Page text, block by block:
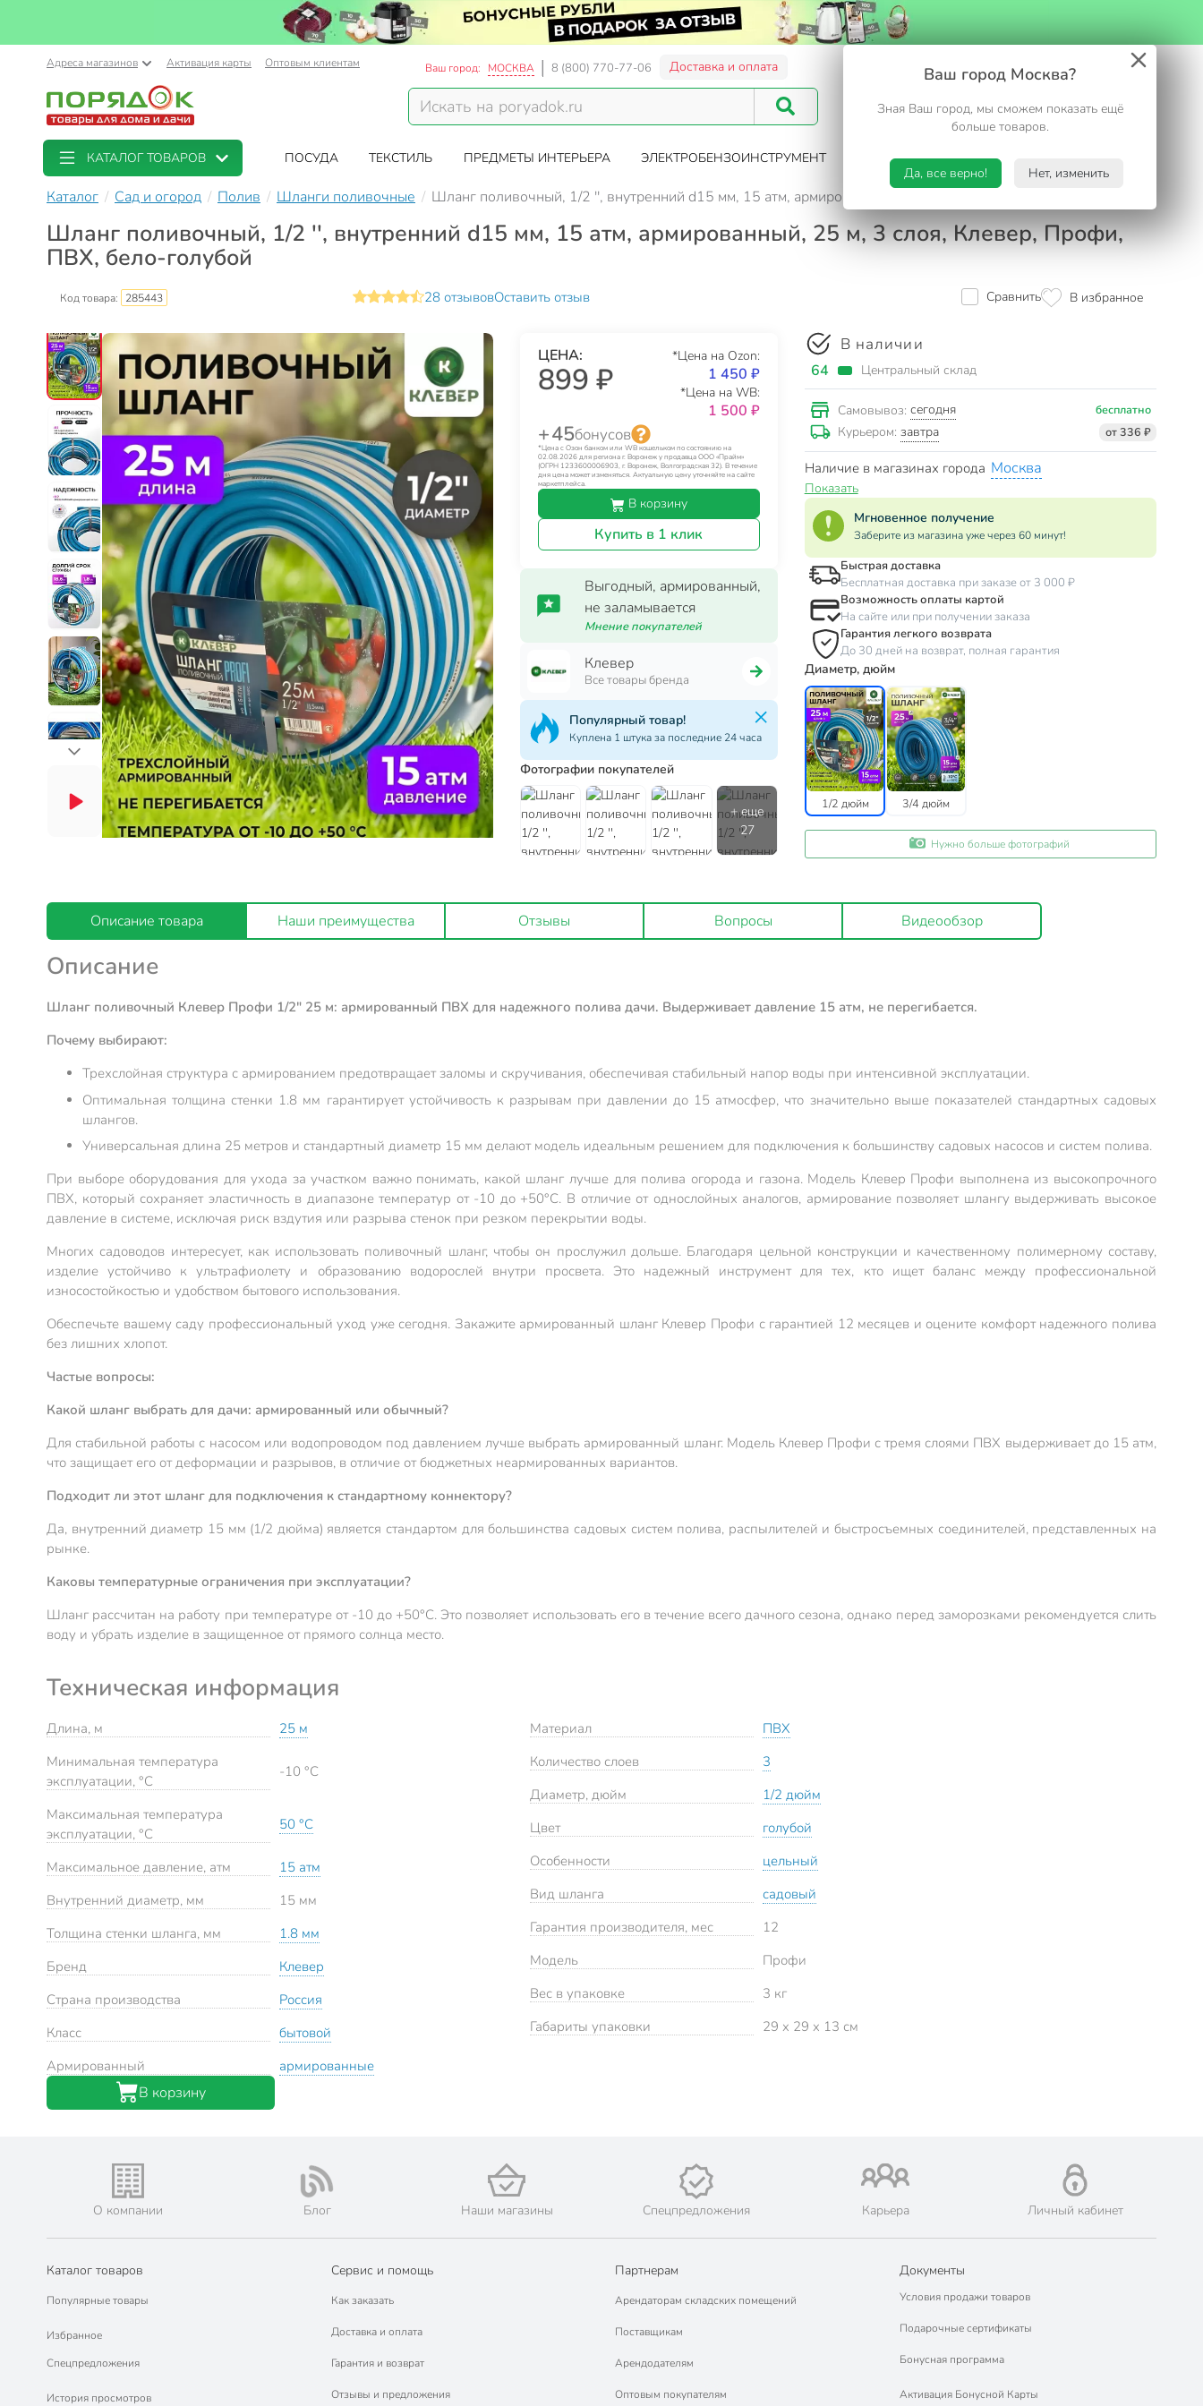
Ваш город Москва?
Зная Ваш город, мы сможем показать ещё
больше товаров.
Да, все верно! Нет, изменить
Адреса магазинов Активация карты Оптовым клиентам Ваш город: МОСКВА 8 (800) 770-77-06 Доставка и оплата
Корзина
КАТАЛОГ ТОВАРОВ ПОСУДА ТЕКСТИЛЬ ПРЕДМЕТЫ ИНТЕРЬЕРА ЭЛЕКТРОБЕНЗОИНСТРУМЕНТ САД И ОГОРОД ТУРИЗМ. ОТДЫХ НА ДАЧЕ
Каталог Сад и огород Полив Шланги поливочные Шланг поливочный, 1/2 '', внутренний d15 мм, 15 атм, армированный, 25 м, 3 слоя, Клевер, Профи, ПВХ, бело-
Шланг поливочный, 1/2 '', внутренний d15 мм, 15 атм, армированный, 25 м, 3 слоя, Клевер, Профи,
ПВХ, бело-голубой
Код товара: 285443 28 отзывовОставить отзыв Сравнить В избранное
ЦЕНА:
899 ₽
*Цена на Ozon:
1 450 ₽
*Цена на WB:
1 500 ₽
+ 45бонусов
*Цена с Озон банком или WB кошельком по состоянию на
02.08.2026 для региона г. Воронеж у продавца ООО «Прайм»
(ОГРН 1233600006903, г. Воронеж, Волгоградская 32). В течение
дня цена может изменяться. Актуальную цену уточняйте на сайте
маркетплейса.
В корзину
Купить в 1 клик
Выгодный, армированный,
не заламывается
Мнение покупателей
Клевер
Все товары бренда
Популярный товар!
Куплена 1 штука за последние 24 часа
Фотографии покупателей
В наличии
64 Центральный склад
Самовывоз: сегодня бесплатно
Курьером: завтра от 336 ₽
Наличие в магазинах города Москва
Показать
Мгновенное получение
Заберите из магазина уже через 60 минут!
Быстрая доставка
Бесплатная доставка при заказе от 3 000 ₽
Возможность оплаты картой
На сайте или при получении заказа
Гарантия легкого возврата
До 30 дней на возврат, полная гарантия
Диаметр, дюйм
1/2 дюйм 3/4 дюйм
Нужно больше фотографий
Описание товара Наши преимущества Отзывы Вопросы Видеообзор
Описание
Шланг поливочный Клевер Профи 1/2" 25 м: армированный ПВХ для надежного полива дачи. Выдерживает давление 15 атм, не перегибается.
Почему выбирают:
Трехслойная структура с армированием предотвращает заломы и скручивания, обеспечивая стабильный напор воды при интенсивной эксплуатации.
Оптимальная толщина стенки 1.8 мм гарантирует устойчивость к разрывам при давлении до 15 атмосфер, что значительно выше показателей стандартных садовых
шлангов.
Универсальная длина 25 метров и стандартный диаметр 15 мм делают модель идеальным решением для подключения к большинству садовых насосов и систем полива.
При выборе оборудования для ухода за участком важно понимать, какой шланг лучше для полива огорода и газона. Модель Клевер Профи выполнена из высокопрочного
ПВХ, который сохраняет эластичность в диапазоне температур от -10 до +50°C. В отличие от однослойных аналогов, армирование позволяет шлангу выдерживать высокое
давление в системе, исключая риск вздутия или разрыва стенок при резком перекрытии воды.
Многих садоводов интересует, как использовать поливочный шланг, чтобы он прослужил дольше. Благодаря цельной конструкции и качественному полимерному составу,
изделие устойчиво к ультрафиолету и образованию водорослей внутри просвета. Это надежный инструмент для тех, кто ищет баланс между профессиональной
износостойкостью и удобством бытового использования.
Обеспечьте вашему саду профессиональный уход уже сегодня. Закажите армированный шланг Клевер Профи с гарантией 12 месяцев и оцените комфорт надежного полива
без лишних хлопот.
Частые вопросы:
Какой шланг выбрать для дачи: армированный или обычный?
Для стабильной работы с насосом или водопроводом под давлением лучше выбрать армированный шланг. Модель Клевер Профи с тремя слоями ПВХ выдерживает до 15 атм,
что защищает его от деформации и разрывов, в отличие от бюджетных неармированных вариантов.
Подходит ли этот шланг для подключения к стандартному коннектору?
Да, внутренний диаметр 15 мм (1/2 дюйма) является стандартом для большинства садовых систем полива, распылителей и быстросъемных соединителей, представленных на
рынке.
Каковы температурные ограничения при эксплуатации?
Шланг рассчитан на работу при температуре от -10 до +50°C. Это позволяет использовать его в течение всего дачного сезона, однако перед заморозками рекомендуется слить
воду и убрать изделие в защищенное от прямого солнца место.
Техническая информация
Длина, м
25 м
Минимальная температура
эксплуатации, °C
-10 °C
Максимальная температура
эксплуатации, °C
50 °C
Максимальное давление, атм
15 атм
Внутренний диаметр, мм
15 мм
Толщина стенки шланга, мм
1.8 мм
Бренд
Клевер
Страна производства
Россия
Класс
бытовой
Армированный
армированные
Материал
ПВХ
Количество слоев
3
Диаметр, дюйм
1/2 дюйм
Цвет
голубой
Особенности
цельный
Вид шланга
садовый
Гарантия производителя, мес
12
Модель
Профи
Вес в упаковке
3 кг
Габариты упаковки
29 x 29 x 13 см
В корзину
О компании Блог Наши магазины Спецпредложения Карьера Личный кабинет
Каталог товаров
Популярные товары
Избранное
Спецпредложения
История просмотров
Сервис и помощь
Как заказать
Доставка и оплата
Гарантия и возврат
Отзывы и предложения
Партнерам
Арендаторам складских помещений
Поставщикам
Арендодателям
Оптовым покупателям
Документы
Условия продажи товаров
Подарочные сертификаты
Бонусная программа
Активация Бонусной Карты